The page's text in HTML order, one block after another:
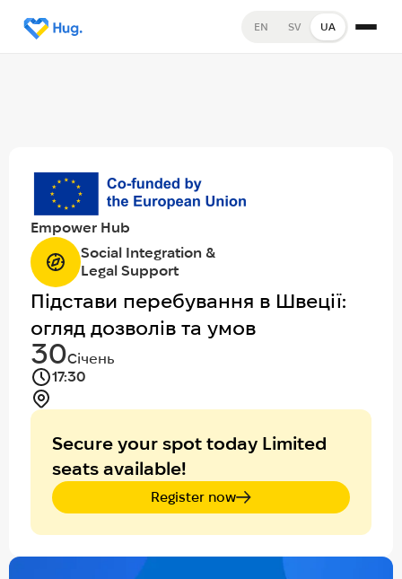
EN SV UA
Empower Hub
Social Integration &
Legal Support
Підстави перебування в Швеції:
огляд дозволів та умов
30Січень
17:30
Secure your spot today Limited
seats available!
Register now